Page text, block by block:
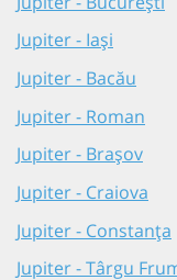
Jupiter - Iași
Jupiter - Bacău
Jupiter - Roman
Jupiter - Brașov
Jupiter - Craiova
Jupiter - Constanța
Jupiter - Târgu